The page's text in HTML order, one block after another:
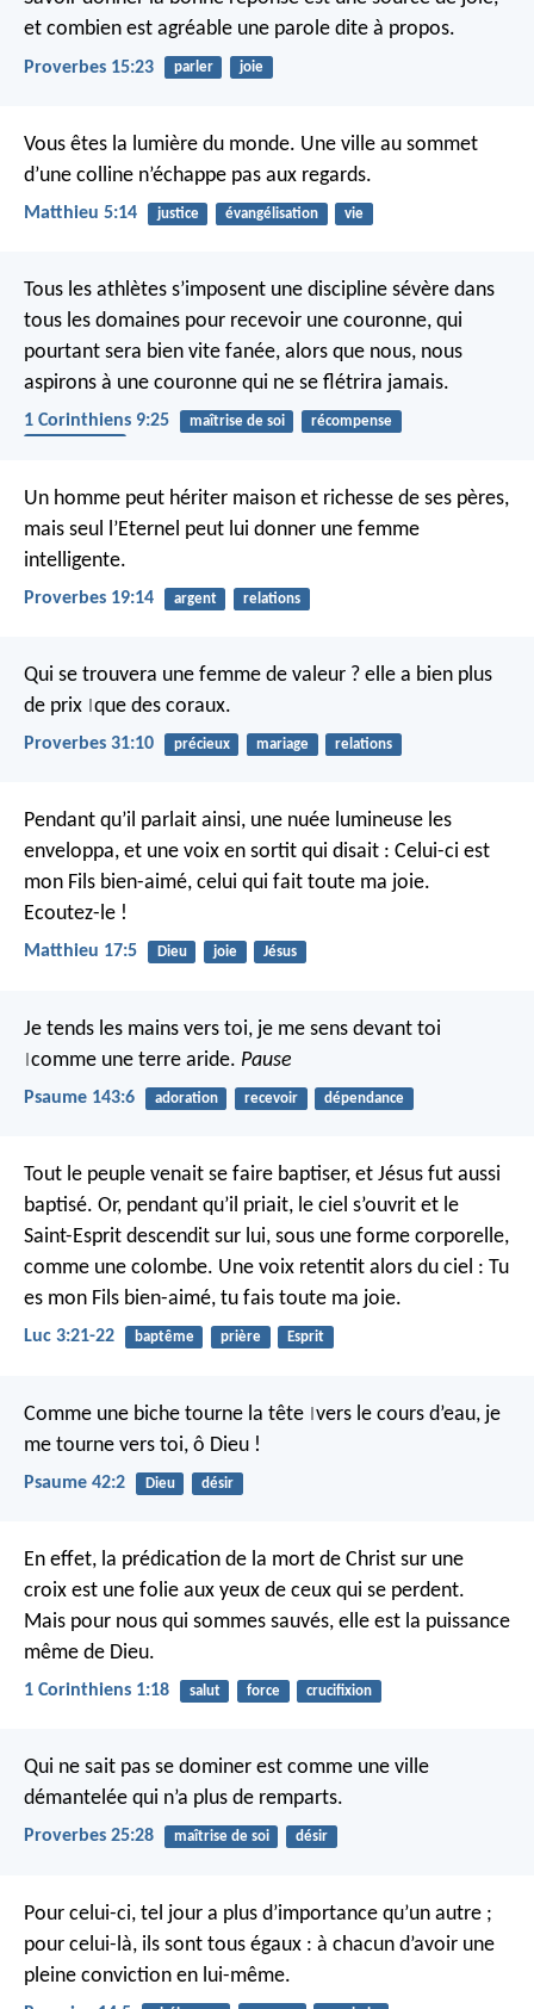
et combien est agréable une parole dite à propos.
Proverbes 15:23 parler joie
Vous êtes la lumière du monde. Une ville au sommet
d’une colline n’échappe pas aux regards.
Matthieu 5:14 justice évangélisation vie
Tous les athlètes s’imposent une discipline sévère dans
tous les domaines pour recevoir une couronne, qui
pourtant sera bien vite fanée, alors que nous, nous
aspirons à une couronne qui ne se flétrira jamais.
1 Corinthiens 9:25 maîtrise de soi
récompense
Un homme peut hériter maison et richesse de ses pères,
mais seul l’Eternel peut lui donner une femme
intelligente.
Proverbes 19:14 argent relations
Qui se trouvera une femme de valeur ? elle a bien plus
de prix que des coraux.
Proverbes 31:10 précieux mariage relations
Pendant qu’il parlait ainsi, une nuée lumineuse les
enveloppa, et une voix en sortit qui disait : Celui-ci est
mon Fils bien-aimé, celui qui fait toute ma joie.
Ecoutez-le !
Matthieu 17:5 Dieu joie Jésus
Je tends les mains vers toi, je me sens devant toi
comme une terre aride. Pause
Psaume 143:6 adoration recevoir dépendance
Tout le peuple venait se faire baptiser, et Jésus fut aussi
baptisé. Or, pendant qu’il priait, le ciel s’ouvrit et le
Saint-Esprit descendit sur lui, sous une forme corporelle,
comme une colombe. Une voix retentit alors du ciel : Tu
es mon Fils bien-aimé, tu fais toute ma joie.
Luc 3:21-22 baptême prière Esprit
Comme une biche tourne la tête vers le cours d’eau, je
me tourne vers toi, ô Dieu !
Psaume 42:2 Dieu désir
En effet, la prédication de la mort de Christ sur une
croix est une folie aux yeux de ceux qui se perdent.
Mais pour nous qui sommes sauvés, elle est la puissance
même de Dieu.
1 Corinthiens 1:18 salut force crucifixion
Qui ne sait pas se dominer est comme une ville
démantelée qui n’a plus de remparts.
Proverbes 25:28 maîtrise de soi désir
Pour celui-ci, tel jour a plus d’importance qu’un autre ;
pour celui-là, ils sont tous égaux : à chacun d’avoir une
pleine conviction en lui-même.